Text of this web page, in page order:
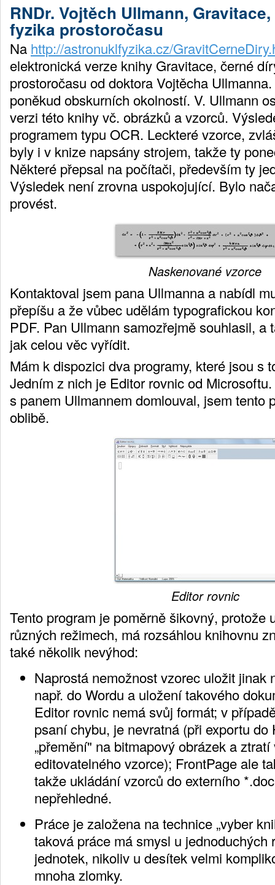
RNDr. Vojtěch Ullmann,
fyzika prostoročasu
Na http://astronuklfyzika.cz/
elektronická verze knihy Gravitace, černé
prostoročasu od doktora Vojtěcha
poněkud obskurních okolností. V. Ullmann
verzi této knihy vč. obrázků a vzorců.
programem typu OCR. Leckteré vzorce,
byly i v knize napsány strojem, takže ty
Některé přepsal na počítači, především ty
Výsledek není zrovna uspokojující. Bylo
provést.
Naskenované vzorce
Kontaktoval jsem pana Ullmanna a nabídl
přepíšu a že vůbec udělám typografickou
PDF. Pan Ullmann samozřejmě souhlasil, a
jak celou věc vyřídit.
Mám k dispozici dva programy, které jsou s
Jedním z nich je Editor rovnic od
s panem Ullmannem domlouval, jsem tento
oblibě.
Editor rovnic
Tento program je poměrně šikovný, protože
různých režimech, má rozsáhlou knihovnu
také několik nevýhod:
Naprostá nemožnost vzorec uložit jinak
např. do Wordu a uložení takového
Editor rovnic nemá svůj formát; v
psaní chybu, je nevratná (při exportu do
„přemění" na bitmapový obrázek a
editovatelného vzorce); FrontPage ale
takže ukládání vzorců do externího
nepřehledné.
Práce je založena na technice „vyber
taková práce má smysl u jednoduchých
jednotek, nikoliv u desítek velmi
mnoha zlomky.